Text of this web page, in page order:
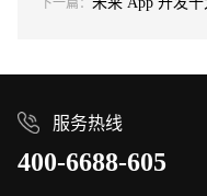
服务热线
400-6688-605